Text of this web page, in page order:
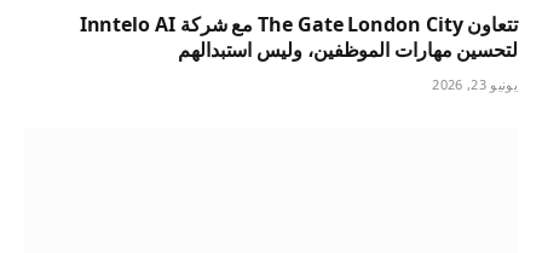
تتعاون The Gate London City مع شركة Inntelo AI
لتحسين مهارات الموظفين، وليس استبدالهم
يونيو 23, 2026